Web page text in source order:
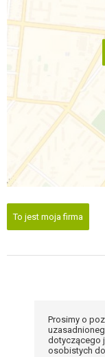
To jest moja firma
Prosimy o
dotyczącego
osobistych